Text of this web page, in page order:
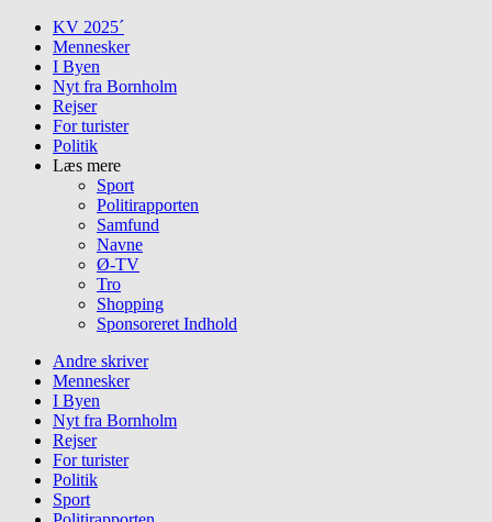
KV 2025´
Mennesker
I Byen
Nyt fra Bornholm
Rejser
For turister
Politik
Læs mere
Sport
Politirapporten
Samfund
Navne
Ø-TV
Tro
Shopping
Sponsoreret Indhold
Andre skriver
Mennesker
I Byen
Nyt fra Bornholm
Rejser
For turister
Politik
Sport